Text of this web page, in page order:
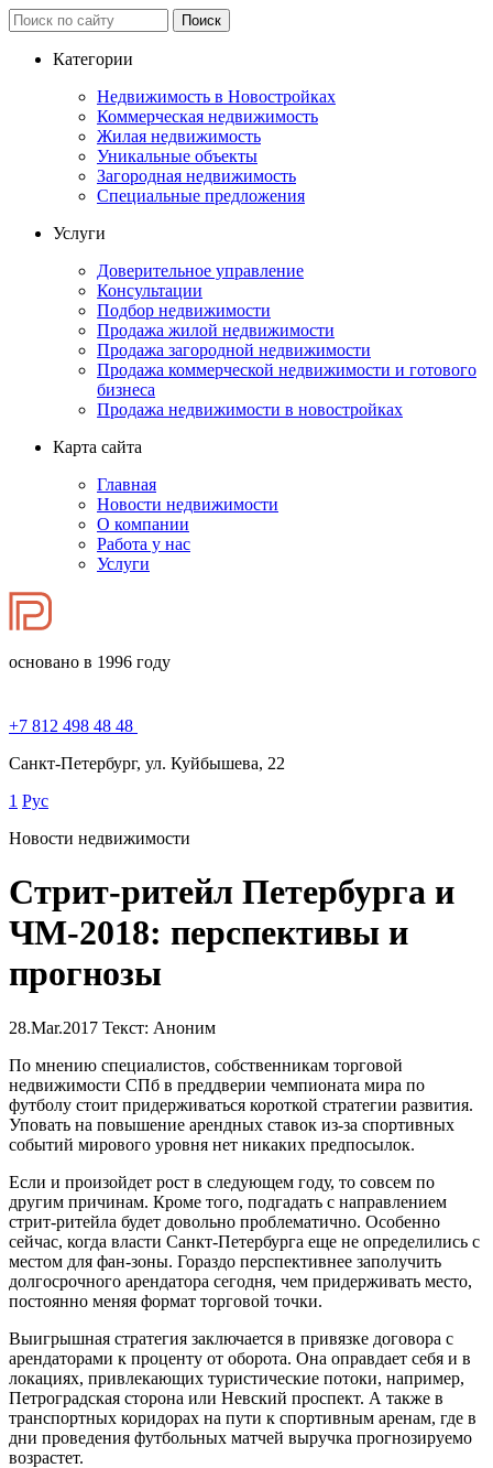
Категории
Недвижимость в Новостройках
Коммерческая недвижимость
Жилая недвижимость
Уникальные объекты
Загородная недвижимость
Специальные предложения
Услуги
Доверительное управление
Консультации
Подбор недвижимости
Продажа жилой недвижимости
Продажа загородной недвижимости
Продажа коммерческой недвижимости и готового
бизнеса
Продажа недвижимости в новостройках
Карта сайта
Главная
Новости недвижимости
О компании
Работа у нас
Услуги
основано в 1996 году
+7 812 498 48 48
Санкт-Петербург, ул. Куйбышева, 22
1 Рус
Новости недвижимости
Стрит-ритейл Петербурга и
ЧМ-2018: перспективы и
прогнозы
28.Mar.2017 Текст: Аноним
По мнению специалистов, собственникам торговой
недвижимости СПб в преддверии чемпионата мира по
футболу стоит придерживаться короткой стратегии развития.
Уповать на повышение арендных ставок из-за спортивных
событий мирового уровня нет никаких предпосылок.
Если и произойдет рост в следующем году, то совсем по
другим причинам. Кроме того, подгадать с направлением
стрит-ритейла будет довольно проблематично. Особенно
сейчас, когда власти Санкт-Петербурга еще не определились с
местом для фан-зоны. Гораздо перспективнее заполучить
долгосрочного арендатора сегодня, чем придерживать место,
постоянно меняя формат торговой точки.
Выигрышная стратегия заключается в привязке договора с
арендаторами к проценту от оборота. Она оправдает себя и в
локациях, привлекающих туристические потоки, например,
Петроградская сторона или Невский проспект. А также в
транспортных коридорах на пути к спортивным аренам, где в
дни проведения футбольных матчей выручка прогнозируемо
возрастет.